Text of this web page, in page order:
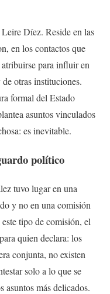
Díez. Reside en las
en los contactos que
para influir en
otras instituciones.
formal del Estado
asuntos vinculados
es inevitable.
político
tuvo lugar en una
y no en una comisión
tipo de comisión, el
quien declara: los
conjunta, no existen
solo a lo que se
asuntos más delicados.